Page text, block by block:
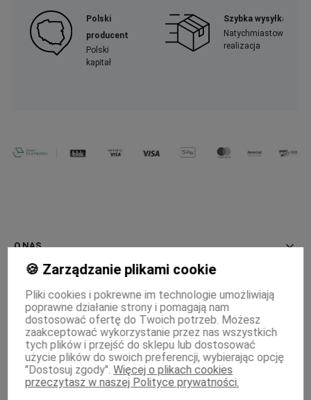
Polski
producent
Polski
kapitał
Szybka wysyłka
Natychmiastowa
realizacja
O NAS
INFORMACJE
PŁATNOŚCI I DOSTAWA
MOJE KONTO
WSPÓŁPRACA
🍪 Zarządzanie plikami cookie
Pliki cookies i pokrewne im technologie umożliwiają
poprawne działanie strony i pomagają nam
dostosować ofertę do Twoich potrzeb. Możesz
zaakceptować wykorzystanie przez nas wszystkich
tych plików i przejść do sklepu lub dostosować
użycie plików do swoich preferencji, wybierając opcję
"Dostosuj zgody". Więcej o plikach cookies
przeczytasz w naszej Polityce prywatności.